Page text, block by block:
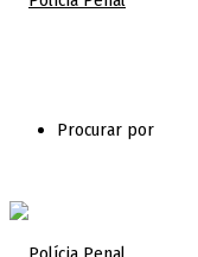
Procurar por